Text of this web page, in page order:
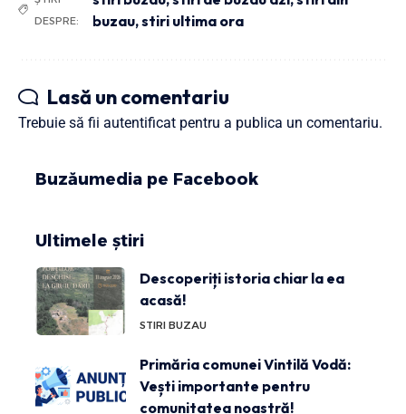
DESPRE:
buzau,stiri ultima ora
Lasă un comentariu
Trebuie să fii autentificat pentru a publica un comentariu.
Buzăumedia pe Facebook
Ultimele știri
Descoperiți istoria chiar la ea
acasă!
STIRI BUZAU
Primăria comunei Vintilă Vodă:
Vești importante pentru
comunitatea noastră!